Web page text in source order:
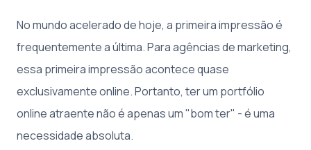
No mundo acelerado de hoje, a primeira impressão é
frequentemente a última. Para agências de marketing,
essa primeira impressão acontece quase
exclusivamente online. Portanto, ter um portfólio
online atraente não é apenas um "bom ter" - é uma
necessidade absoluta.